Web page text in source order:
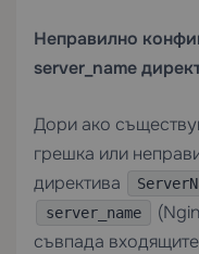
Неправилно
server_name
Дори ако
грешка или
директива
server_name
съвпада